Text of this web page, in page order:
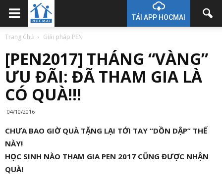
TẢI APP HOCMAI
Trang Chủ Giải pháp PEN
[PEN2017] THÁNG “VÀNG”
ƯU ĐÃI: ĐÃ THAM GIA LÀ
CÓ QUÀ!!!
04/10/2016
CHƯA BAO GIỜ QUÀ TẶNG LẠI TỚI TAY “DỒN DẬP” THẾ
NÀY!
HỌC SINH NÀO THAM GIA PEN 2017 CŨNG ĐƯỢC NHẬN
QUÀ!